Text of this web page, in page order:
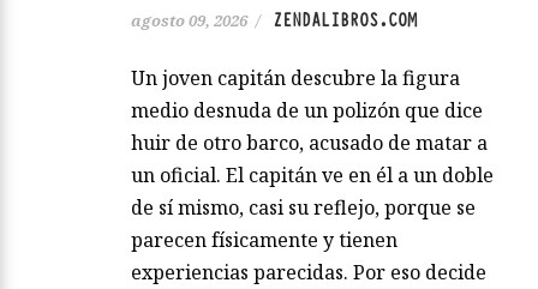
agosto 09, 2026 / ZENDALIBROS.COM
Un joven capitán descubre la figura
medio desnuda de un polizón que dice
huir de otro barco, acusado de matar a
un oficial. El capitán ve en él a un doble
de sí mismo, casi su reflejo, porque se
parecen físicamente y tienen
experiencias parecidas. Por eso decide